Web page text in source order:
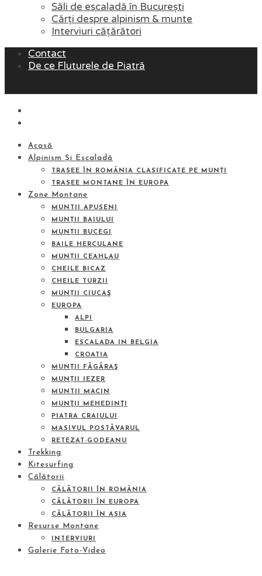
Săli de escaladă în București
Cărți despre alpinism & munte
Interviuri cățărători
Contact
De ce Fluturele de Piatră
Acasă
Alpinism Și Escaladă
TRASEE ÎN ROMÂNIA CLASIFICATE PE MUNȚI
TRASEE MONTANE ÎN EUROPA
Zone Montane
MUNTII APUSENI
MUNȚII BAIULUI
MUNȚII BUCEGI
BAILE HERCULANE
MUNȚII CEAHLAU
CHEILE BICAZ
CHEILE TURZII
MUNȚII CIUCAŞ
EUROPA
ALPI
BULGARIA
ESCALADA IN BELGIA
CROATIA
MUNȚII FĂGĂRAŞ
MUNȚII IEZER
MUNTII MACIN
MUNŢII MEHEDINŢI
PIATRA CRAIULUI
MASIVUL POSTĂVARUL
RETEZAT-GODEANU
Trekking
Kitesurfing
Călătorii
CĂLĂTORII ÎN ROMÂNIA
CĂLĂTORII ÎN EUROPA
CĂLĂTORII ÎN ASIA
Resurse Montane
INTERVIURI
Galerie Foto-Video